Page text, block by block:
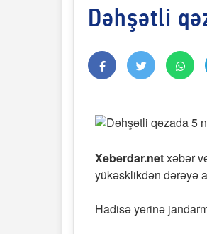
Yaxın Şərqdəki
müharibənin qısa
Dəhşətli
Xeberdar.netxəbər
yükəsklikdən dərəyə
Hadisə yerinə